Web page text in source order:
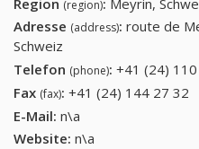
(region)
Adresse (address): route de
Schweiz
Telefon (phone): +41 (24)
Fax (fax): +41 (24) 144 27 32
E-Mail: n\a
Website: n\a